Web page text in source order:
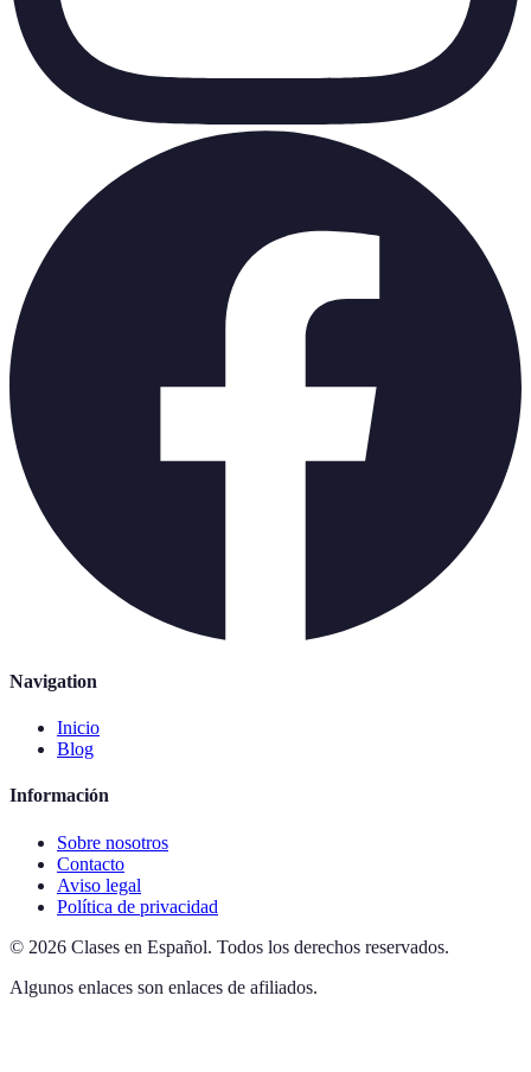
Navigation
Inicio
Blog
Información
Sobre nosotros
Contacto
Aviso legal
Política de privacidad
© 2026 Clases en Español. Todos los derechos reservados.
Algunos enlaces son enlaces de afiliados.